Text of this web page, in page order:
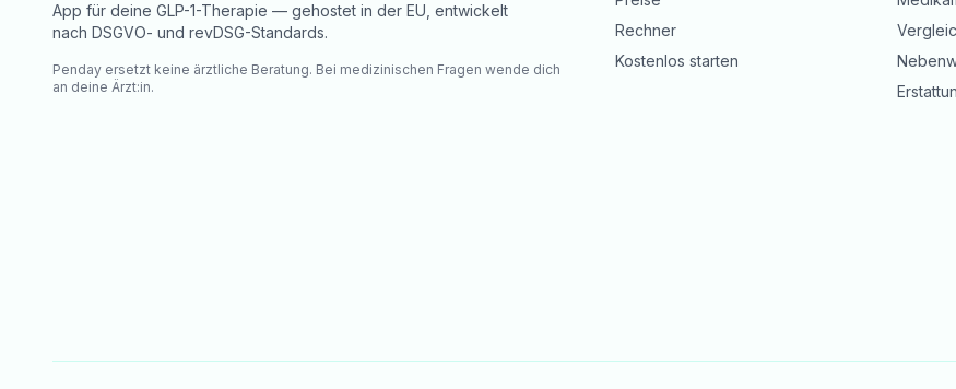
App für deine GLP-1-Therapie — gehostet in der EU, entwickelt
nach DSGVO- und revDSG-Standards.
Penday ersetzt keine ärztliche Beratung. Bei medizinischen Fragen wende dich
an deine Ärzt:in.
Rechner
Kostenlos starten